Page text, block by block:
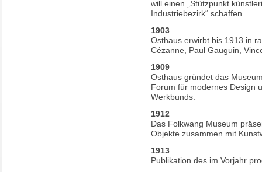
will einen „Stützpunkt
Industriebezirk“ schaffen.
1903
Osthaus erwirbt bis 1913 in
Cézanne, Paul Gauguin,
1909
Osthaus gründet das
Forum für modernes Design
Werkbunds.
1912
Das Folkwang Museum
Objekte zusammen mit
1913
Publikation des im Vorjahr